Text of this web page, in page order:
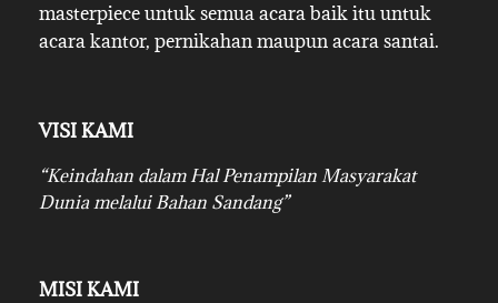
masterpiece untuk semua acara baik itu untuk
acara kantor, pernikahan maupun acara santai.
VISI KAMI
“Keindahan dalam Hal Penampilan Masyarakat
Dunia melalui Bahan Sandang”
MISI KAMI